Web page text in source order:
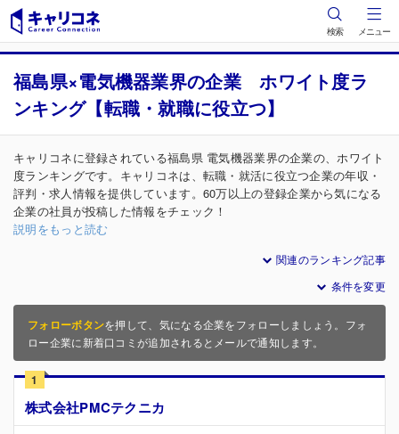
検索 メニュー
福島県×電気機器業界の企業 ホワイト度ラ
ンキング【転職・就職に役立つ】
キャリコネに登録されている福島県 電気機器業界の企業の、ホワイト
度ランキングです。キャリコネは、転職・就活に役立つ企業の年収・
評判・求人情報を提供しています。60万以上の登録企業から気になる
企業の社員が投稿した情報をチェック！
説明をもっと読む
関連のランキング記事
条件を変更
フォローボタンを押して、気になる企業をフォローしましょう。フォ
ロー企業に新着口コミが追加されるとメールで通知します。
1
株式会社PMCテクニカ